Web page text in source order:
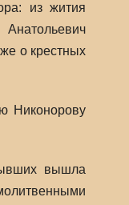
из жития
о крестных
Никонорову
вышла